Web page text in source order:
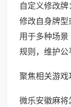
自定义修改牌
修改自身牌型
用于多种场
规则，维护公
聚焦相关游戏
微乐安徽麻